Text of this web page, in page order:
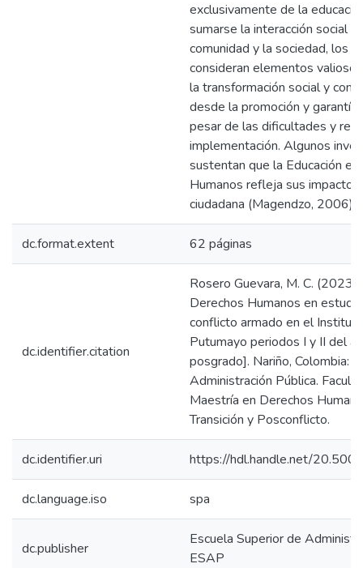
exclusivamente de la
sumarse la interacción social
comunidad y la sociedad, los
consideran elementos
la transformación social y
desde la promoción y garantía
pesar de las dificultades y
implementación. Algunos
sustentan que la Educación
Humanos refleja sus
ciudadana (Magendzo, 2006).
dc.format.extent 62 páginas
dc.identifier.citation
Rosero Guevara, M. C.
Derechos Humanos en
conflicto armado en el
Putumayo periodos I y II del
posgrado]. Nariño, Colombia:
Administración Pública.
Maestría en Derechos
Transición y Posconflicto.
dc.identifier.uri https://hdl.handle.net/
dc.language.iso spa
dc.publisher
Escuela Superior de
ESAP